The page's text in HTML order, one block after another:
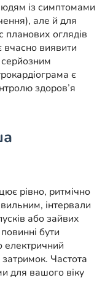
із симптомами
але й для
планових оглядів
виявити
є
здоров’я
рівно, ритмічно
інтервали
або зайвих
бути
Частота
для вашого віку